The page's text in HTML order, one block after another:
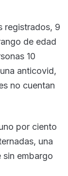
registrados, 9
de edad
10
anticovid,
no cuentan
por ciento
una
sin embargo